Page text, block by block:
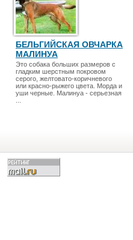
БЕЛЬГИЙСКАЯ ОВЧАРКА
МАЛИНУА
Это собака больших размеров с
гладким шерстным покровом
серого, желтовато-коричневого
или красно-рыжего цвета. Морда и
уши черные. Малинуа - серьезная